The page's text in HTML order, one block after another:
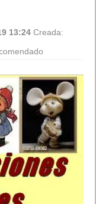
13:24 Creada: